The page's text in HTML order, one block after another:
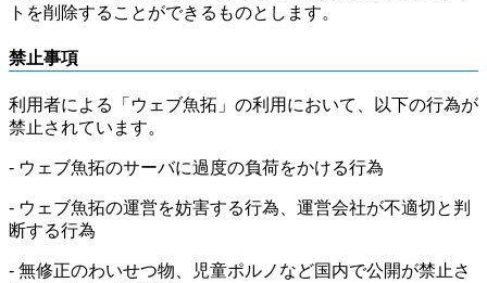
トを削除することができるものとします。
禁止事項
利用者による「ウェブ魚拓」の利用において、以下の行為が
禁止されています。
- ウェブ魚拓のサーバに過度の負荷をかける行為
- ウェブ魚拓の運営を妨害する行為、運営会社が不適切と判
断する行為
- 無修正のわいせつ物、児童ポルノなど国内で公開が禁止さ